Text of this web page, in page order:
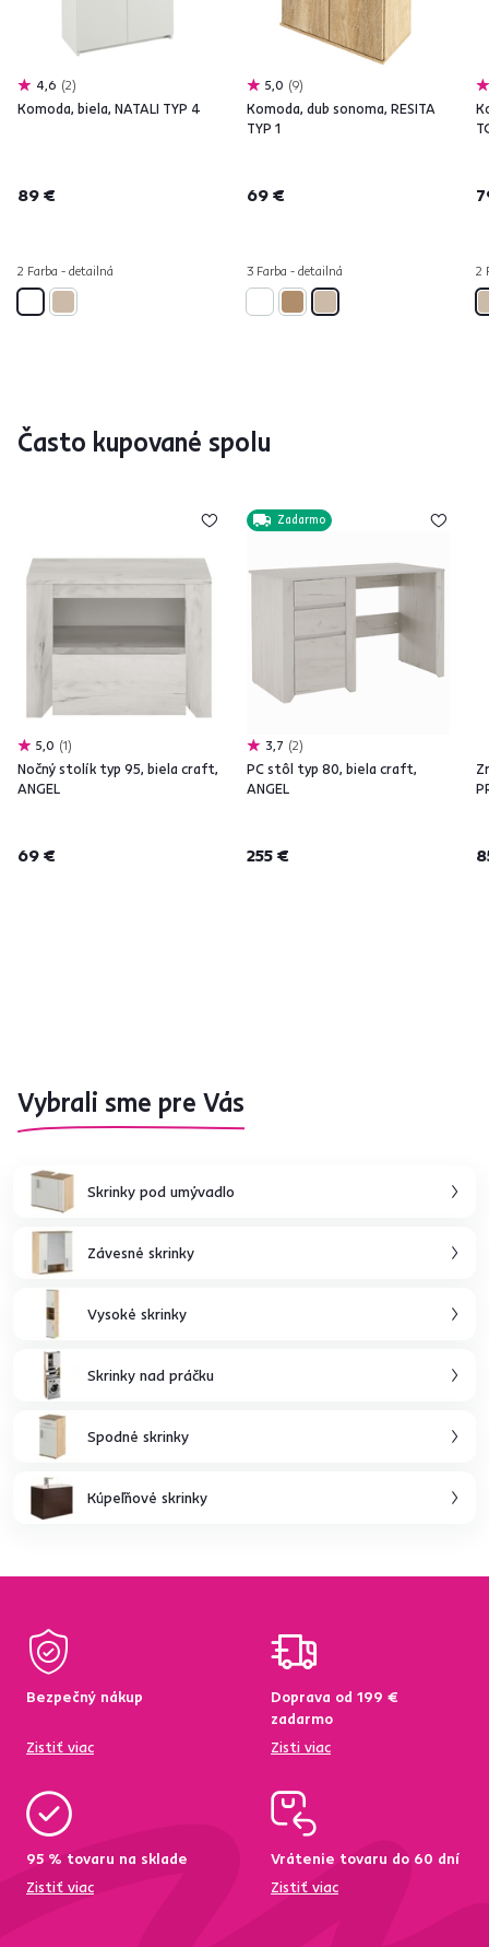
4,6 2
Komoda, biela, NATALI TYP 4
89 €
2 Farba - detailná
5,0 9
Komoda, dub sonoma, RESITA
TYP 1
69 €
3 Farba - detailná 2
Často kupované spolu
5,0 1
Nočný stolík typ 95, biela craft,
ANGEL
69 €
Zadarmo
3,7 2
PC stôl typ 80, biela craft,
ANGEL
255 €
Vybrali sme pre Vás
Skrinky pod umývadlo
Závesné skrinky
Vysoké skrinky
Skrinky nad práčku
Spodné skrinky
Kúpeľňové skrinky
Bezpečný nákup
Zistiť viac
Doprava od 199 €
zadarmo
Zisti viac
95 % tovaru na sklade
Zistiť viac
Vrátenie tovaru do 60 dní
Zistiť viac